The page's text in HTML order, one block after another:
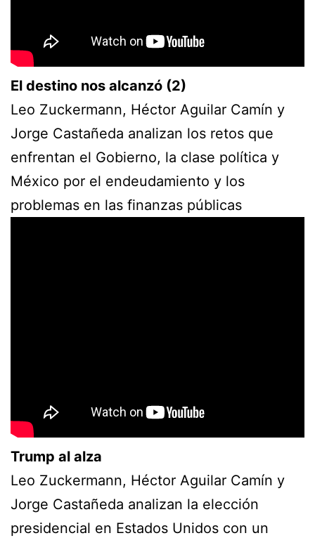
El destino nos alcanzó (2)
Leo Zuckermann, Héctor Aguilar Camín y
Jorge Castañeda analizan los retos que
enfrentan el Gobierno, la clase política y
México por el endeudamiento y los
problemas en las finanzas públicas
Trump al alza
Leo Zuckermann, Héctor Aguilar Camín y
Jorge Castañeda analizan la elección
presidencial en Estados Unidos con un